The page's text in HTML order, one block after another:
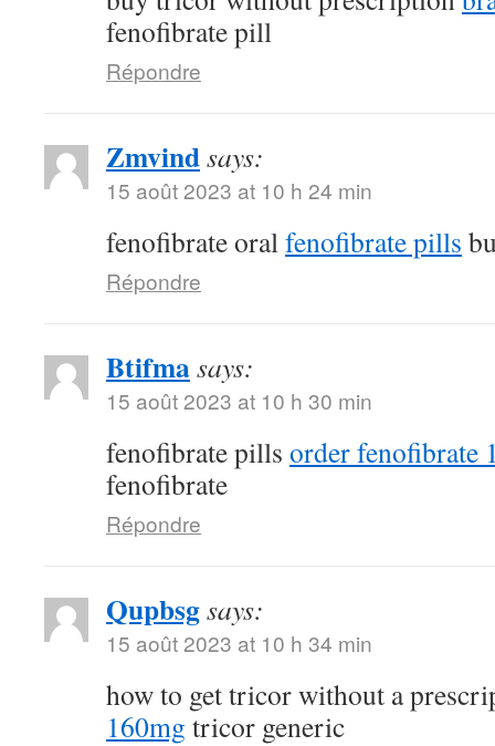
fenofibrate pill
Répondre
Zmvindsays:
15 août 2023 at 10 h 24 min
fenofibrate oralfenofibrate pills
Répondre
Btifmasays:
15 août 2023 at 10 h 30 min
fenofibrate pills order fenofibrate
fenofibrate
Répondre
Qupbsgsays:
15 août 2023 at 10 h 34 min
how to get tricor without a
160mg tricor generic